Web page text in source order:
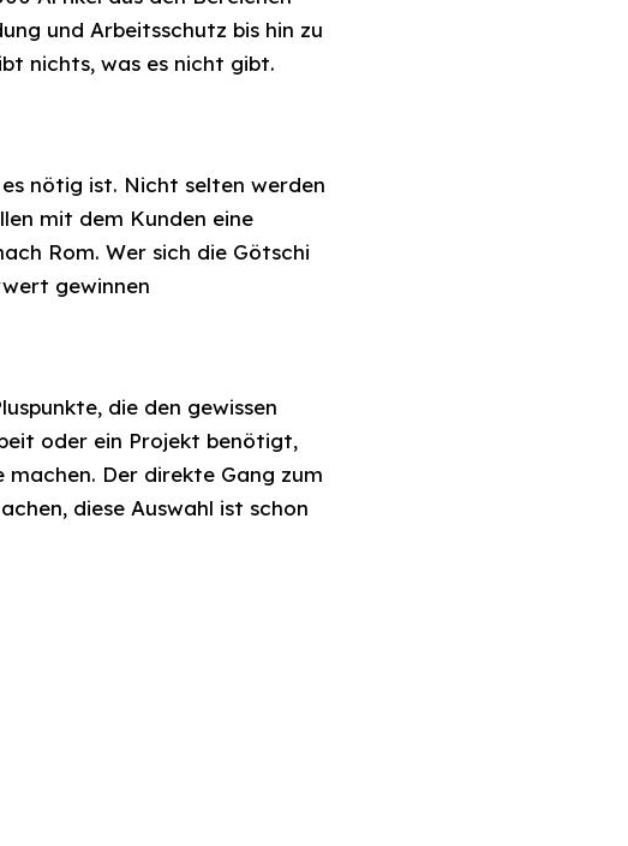
und Arbeitsschutz bis hin zu
nichts, was es nicht gibt.
nötig ist. Nicht selten werden
mit dem Kunden eine
Rom. Wer sich die Götschi
gewinnen
die den gewissen
oder ein Projekt benötigt,
machen. Der direkte Gang zum
diese Auswahl ist schon